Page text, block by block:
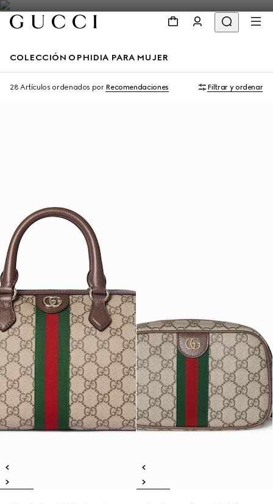
COLECCIÓN OPHIDIA PARA MUJER
28 Artículos ordenados por Recomendaciones Filtrar y ordenar
Personalizar con las iniciales Personalizar con las iniciales